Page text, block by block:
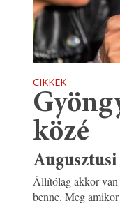
CIKKEK
közé
Állítólag akkor van
benne. Meg